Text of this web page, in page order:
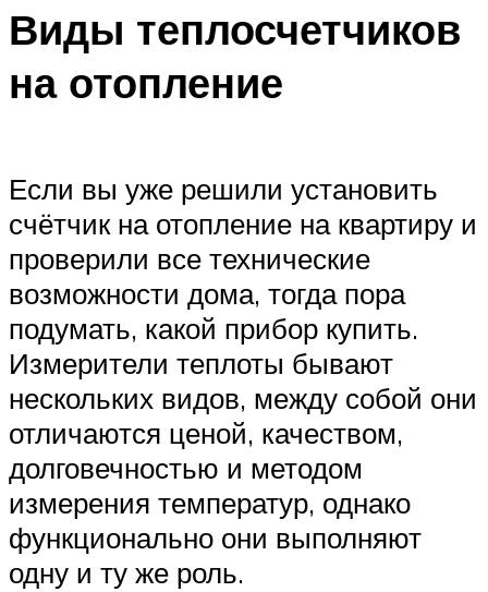
Виды теплосчетчиков
на отопление
Если вы уже решили установить
счётчик на отопление на квартиру и
проверили все технические
возможности дома, тогда пора
подумать, какой прибор купить.
Измерители теплоты бывают
нескольких видов, между собой они
отличаются ценой, качеством,
долговечностью и методом
измерения температур, однако
функционально они выполняют
одну и ту же роль.